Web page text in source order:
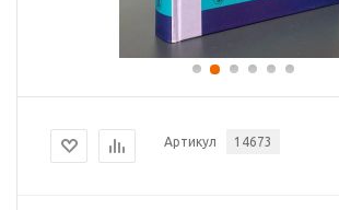
Артикул 14673